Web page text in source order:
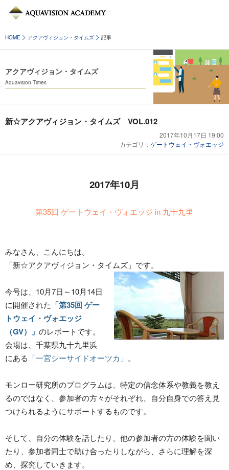
HOME アクアヴィジョン・タイムズ 記事
アクアヴィジョン・タイムズ
Aquavision Times
新☆アクアヴィジョン・タイムズ VOL.012
2017年10月17日 19:00
カテゴリ： ゲートウェイ・ヴォエッジ
2017年10月
第35回 ゲートウェイ・ヴォエッジ in 九十九里
みなさん、こんにちは。
「新☆アクアヴィジョン・タイムズ」です。
今号は、10月7日～10月14日
に開催された 「第35回 ゲー
トウェイ・ヴォエッジ
（GV）」 のレポートです。
会場は、千葉県九十九里浜
にある 「一宮シーサイドオーツカ」 。
モンロー研究所のプログラムは、特定の信念体系や教義を教え
るのではなく、参加者の方々がそれぞれ、自分自身での答え見
つけられるようにサポートするものです。
そして、自分の体験を話したり、他の参加者の方の体験を聞い
たり、参加者同士で助け合ったりしながら、さらに理解を深
め、探究していきます。